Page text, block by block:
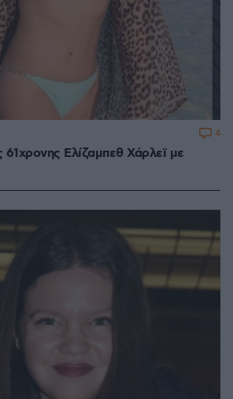
Ελίζαμπεθ Χάρλεϊ με
4